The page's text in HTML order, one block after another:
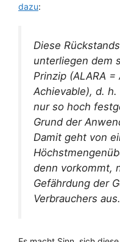
dazu:
Diese
unterliegen dem
Prinzip (ALARA =
Achievable), d.
nur so hoch
Grund der
Damit geht von
denn vorkommt,
Gefährdung der
Verbrauchers aus.